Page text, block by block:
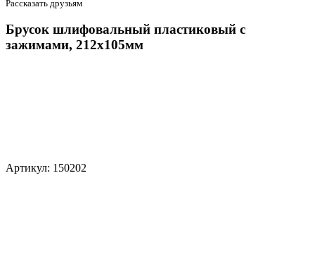
Рассказать друзьям
Брусок шлифовальный пластиковый с
зажимами, 212x105мм
Артикул: 150202